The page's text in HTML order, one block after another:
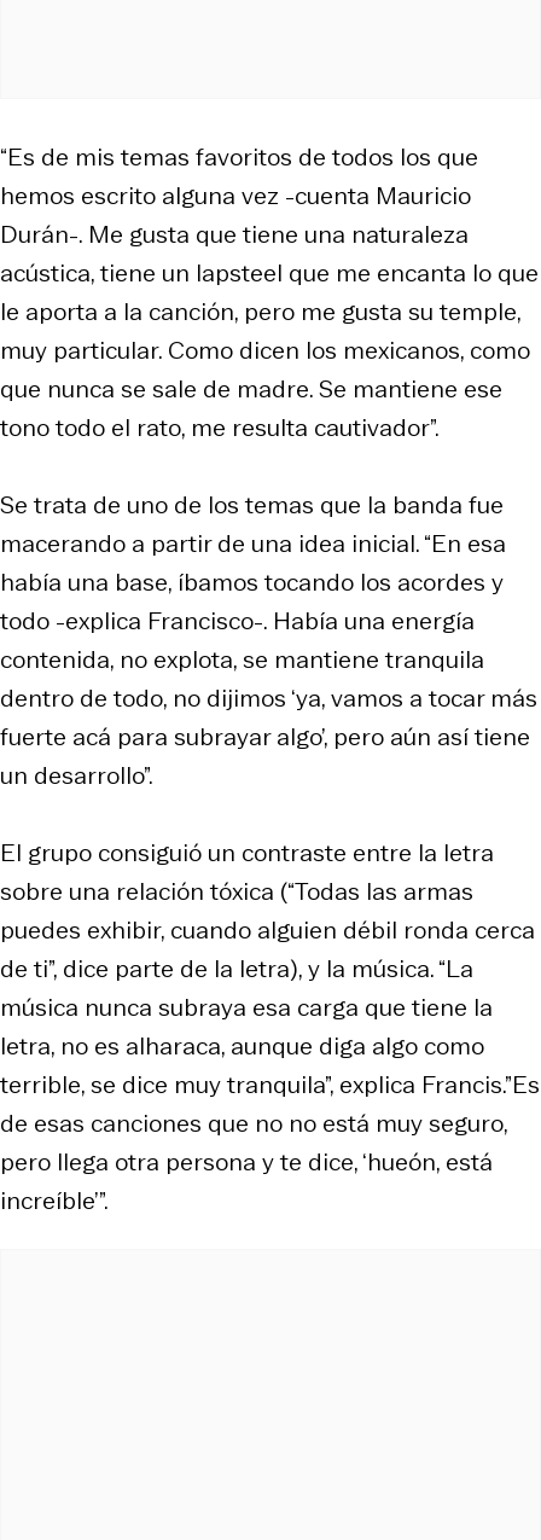
“Es de mis temas favoritos de todos los que
hemos escrito alguna vez -cuenta Mauricio
Durán-. Me gusta que tiene una naturaleza
acústica, tiene un lapsteel que me encanta lo que
le aporta a la canción, pero me gusta su temple,
muy particular. Como dicen los mexicanos, como
que nunca se sale de madre. Se mantiene ese
tono todo el rato, me resulta cautivador”.
Se trata de uno de los temas que la banda fue
macerando a partir de una idea inicial. “En esa
había una base, íbamos tocando los acordes y
todo -explica Francisco-. Había una energía
contenida, no explota, se mantiene tranquila
dentro de todo, no dijimos ‘ya, vamos a tocar más
fuerte acá para subrayar algo’, pero aún así tiene
un desarrollo”.
El grupo consiguió un contraste entre la letra
sobre una relación tóxica (“Todas las armas
puedes exhibir, cuando alguien débil ronda cerca
de ti”, dice parte de la letra), y la música. “La
música nunca subraya esa carga que tiene la
letra, no es alharaca, aunque diga algo como
terrible, se dice muy tranquila”, explica Francis.”Es
de esas canciones que no no está muy seguro,
pero llega otra persona y te dice, ‘hueón, está
increíble’”.